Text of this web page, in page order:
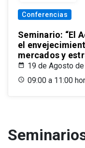
Conferencias
Seminario: “El
el
mercados y
19 de Agosto
09:00 a 11:00